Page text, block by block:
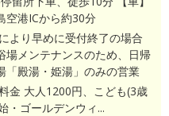
空港ICから約30分
より早めに受付終了の場合
場メンテナンスのため、日帰
「殿湯・姫湯」のみの営業
金 大人1200円、こども(3歳
・ゴールデンウィ...